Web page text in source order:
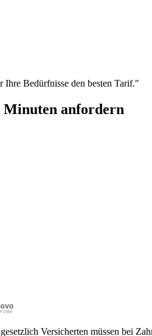
Bedürfnisse den besten Tarif."
anfordern
Versicherten müssen bei